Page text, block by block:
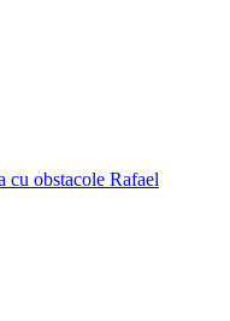
cu obstacole Rafael